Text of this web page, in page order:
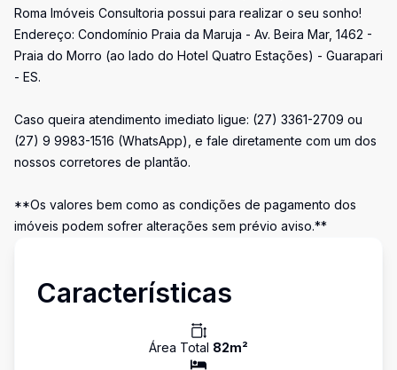
Roma Imóveis Consultoria possui para realizar o seu sonho!
Endereço: Condomínio Praia da Maruja - Av. Beira Mar, 1462 -
Praia do Morro (ao lado do Hotel Quatro Estações) - Guarapari
- ES.
Caso queira atendimento imediato ligue: (27) 3361-2709 ou
(27) 9 9983-1516 (WhatsApp), e fale diretamente com um dos
nossos corretores de plantão.
**Os valores bem como as condições de pagamento dos
imóveis podem sofrer alterações sem prévio aviso.**
Características
Área Total 82m²